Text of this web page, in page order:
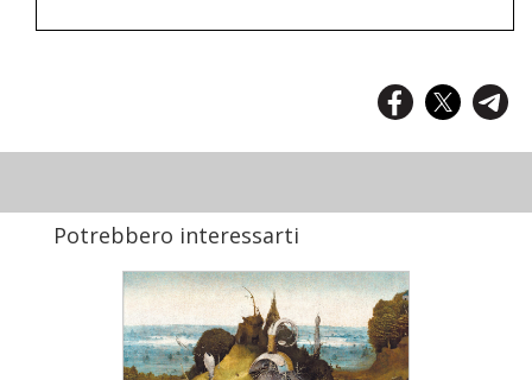
Potrebbero interessarti